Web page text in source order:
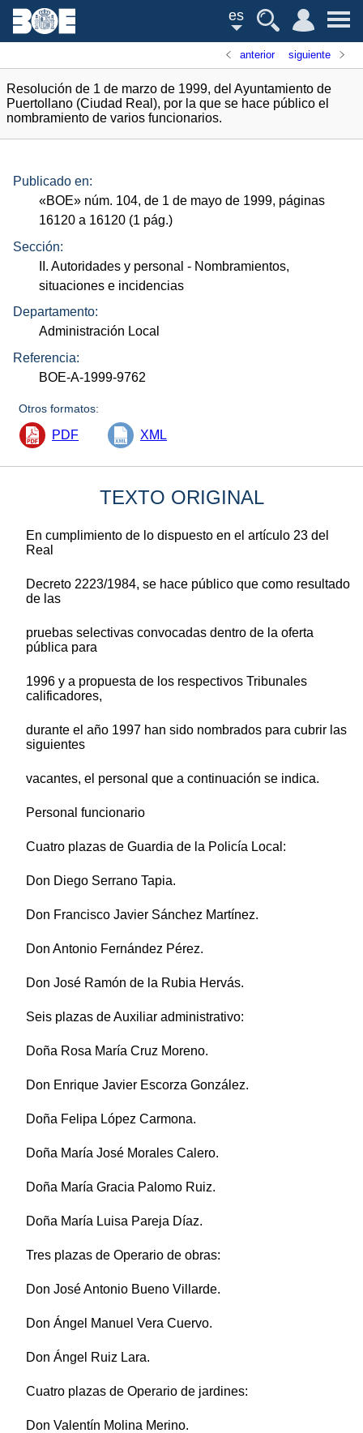
es
anterior siguiente
Resolución de 1 de marzo de 1999, del Ayuntamiento de
Puertollano (Ciudad Real), por la que se hace público el
nombramiento de varios funcionarios.
Publicado en:
«BOE» núm. 104, de 1 de mayo de 1999, páginas
16120 a 16120 (1 pág.)
Sección:
II. Autoridades y personal - Nombramientos,
situaciones e incidencias
Departamento:
Administración Local
Referencia:
BOE-A-1999-9762
Otros formatos:
PDF XML
TEXTO ORIGINAL
En cumplimiento de lo dispuesto en el artículo 23 del
Real
Decreto 2223/1984, se hace público que como resultado
de las
pruebas selectivas convocadas dentro de la oferta
pública para
1996 y a propuesta de los respectivos Tribunales
calificadores,
durante el año 1997 han sido nombrados para cubrir las
siguientes
vacantes, el personal que a continuación se indica.
Personal funcionario
Cuatro plazas de Guardia de la Policía Local:
Don Diego Serrano Tapia.
Don Francisco Javier Sánchez Martínez.
Don Antonio Fernández Pérez.
Don José Ramón de la Rubia Hervás.
Seis plazas de Auxiliar administrativo:
Doña Rosa María Cruz Moreno.
Don Enrique Javier Escorza González.
Doña Felipa López Carmona.
Doña María José Morales Calero.
Doña María Gracia Palomo Ruiz.
Doña María Luisa Pareja Díaz.
Tres plazas de Operario de obras:
Don José Antonio Bueno Villarde.
Don Ángel Manuel Vera Cuervo.
Don Ángel Ruiz Lara.
Cuatro plazas de Operario de jardines:
Don Valentín Molina Merino.